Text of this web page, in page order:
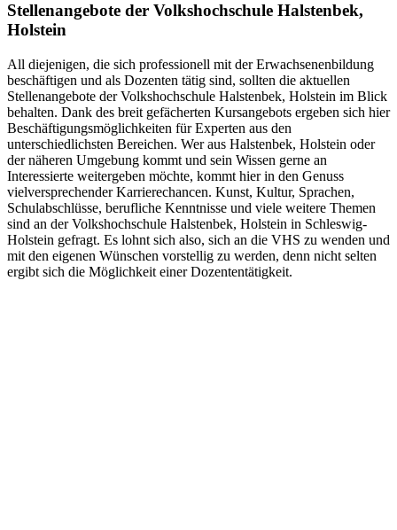
Stellenangebote der Volkshochschule Halstenbek,
Holstein
All diejenigen, die sich professionell mit der Erwachsenenbildung
beschäftigen und als Dozenten tätig sind, sollten die aktuellen
Stellenangebote der Volkshochschule Halstenbek, Holstein im Blick
behalten. Dank des breit gefächerten Kursangebots ergeben sich hier
Beschäftigungsmöglichkeiten für Experten aus den
unterschiedlichsten Bereichen. Wer aus Halstenbek, Holstein oder
der näheren Umgebung kommt und sein Wissen gerne an
Interessierte weitergeben möchte, kommt hier in den Genuss
vielversprechender Karrierechancen. Kunst, Kultur, Sprachen,
Schulabschlüsse, berufliche Kenntnisse und viele weitere Themen
sind an der Volkshochschule Halstenbek, Holstein in Schleswig-
Holstein gefragt. Es lohnt sich also, sich an die VHS zu wenden und
mit den eigenen Wünschen vorstellig zu werden, denn nicht selten
ergibt sich die Möglichkeit einer Dozententätigkeit.